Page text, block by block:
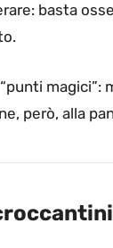
basta
però, alla